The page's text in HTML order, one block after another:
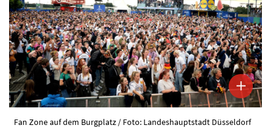
Fan Zone auf dem Burgplatz / Foto: Landeshauptstadt Düsseldorf